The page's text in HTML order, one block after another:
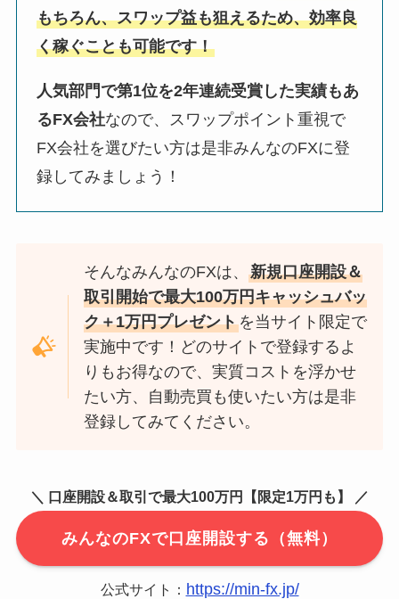
もちろん、スワップ益も狙えるため、効率良
く稼ぐことも可能です！
人気部門で第1位を2年連続受賞した実績もあ
るFX会社なので、スワップポイント重視で
FX会社を選びたい方は是非みんなのFXに登
録してみましょう！
そんなみんなのFXは、新規口座開設＆
取引開始で最大100万円キャッシュバッ
ク＋1万円プレゼントを当サイト限定で
実施中です！どのサイトで登録するよ
りもお得なので、実質コストを浮かせ
たい方、自動売買も使いたい方は是非
登録してみてください。
＼ 口座開設＆取引で最大100万円【限定1万円も】 ／
みんなのFXで口座開設する（無料）
公式サイト： https://min-fx.jp/